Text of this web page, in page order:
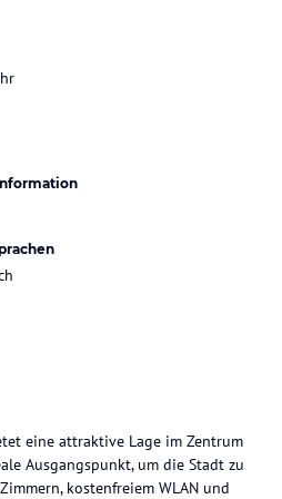
eine attraktive Lage im Zentrum
Ausgangspunkt, um die Stadt zu
kostenfreiem WLAN und